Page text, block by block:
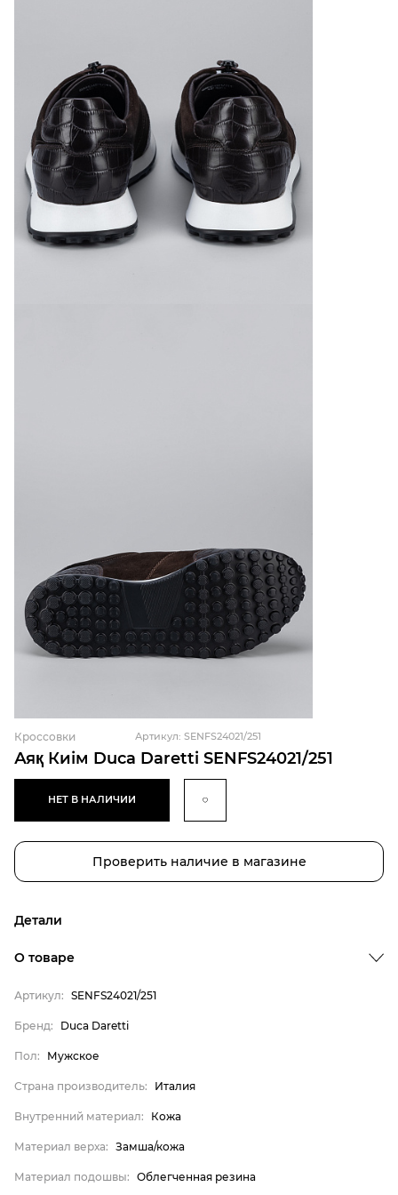
Аяқ Киім Duca Daretti SENFS24021/251
Кроссовки Артикул: SENFS24021/251
НЕТ В НАЛИЧИИ
Проверить наличие в магазине
Детали
Страна производитель
Внутренний материал
Материал верха
Материал подошвы
Материал стельки
Мужское
Италия
О товаре
Артикул: SENFS24021/251
Бренд: Duca Daretti
Пол: Мужское
Страна производитель: Италия
Внутренний материал: Кожа
Материал верха: Замша/кожа
Материал подошвы: Облегченная резина